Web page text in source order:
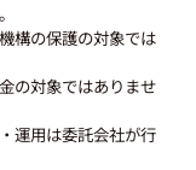
構の保護の対象では
の対象ではありませ
運用は委託会社が行